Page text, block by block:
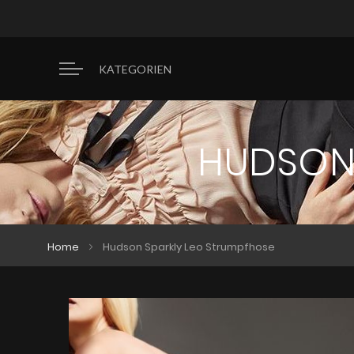
KATEGORIEN
Home Hudson Sparkly Leo Strumpfhose
Zum
Ende
der
Zum
Anfang
der